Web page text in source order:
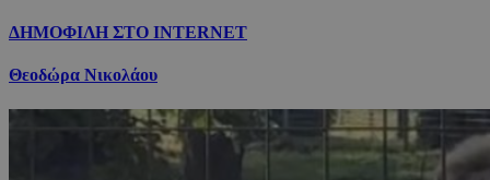
ΔΗΜΟΦΙΛΗ ΣΤΟ INTERNET
Θεοδώρα Νικολάου